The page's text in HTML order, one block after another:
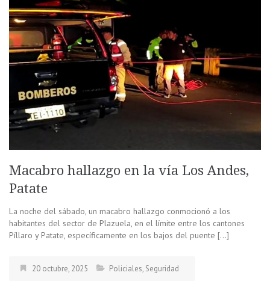
Macabro hallazgo en la vía Los Andes,
Patate
La noche del sábado, un macabro hallazgo conmocionó a los
habitantes del sector de Plazuela, en el límite entre los cantones
Píllaro y Patate, específicamente en los bajos del puente […]
20 octubre, 2025 Policiales, Seguridad